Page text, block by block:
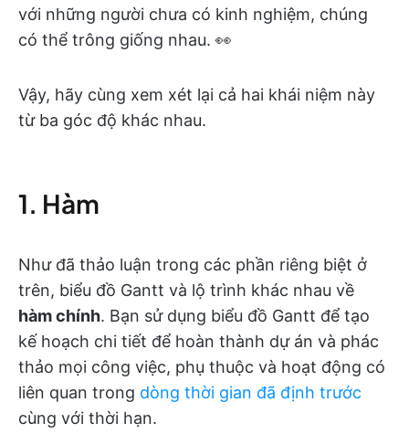
với những người chưa có kinh nghiệm, chúng
có thể trông giống nhau. 👀
Vậy, hãy cùng xem xét lại cả hai khái niệm này
từ ba góc độ khác nhau.
1. Hàm
Như đã thảo luận trong các phần riêng biệt ở
trên, biểu đồ Gantt và lộ trình khác nhau về
hàm chính. Bạn sử dụng biểu đồ Gantt để tạo
kế hoạch chi tiết để hoàn thành dự án và phác
thảo mọi công việc, phụ thuộc và hoạt động có
liên quan trong dòng thời gian đã định trước
cùng với thời hạn.